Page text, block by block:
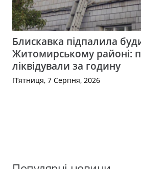
Блискавка підпалила
Житомирському районі:
ліквідували за годину
П’ятниця, 7 Серпня, 2026